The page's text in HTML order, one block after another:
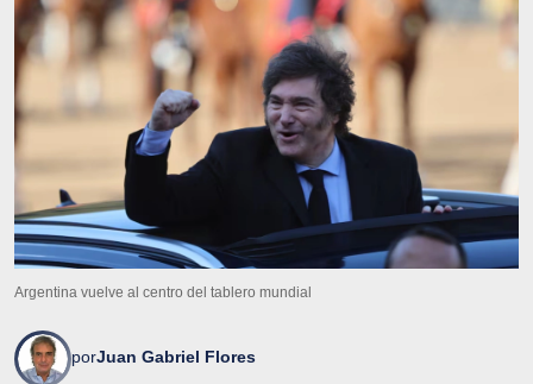
Argentina vuelve al centro del tablero mundial
porJuan Gabriel Flores